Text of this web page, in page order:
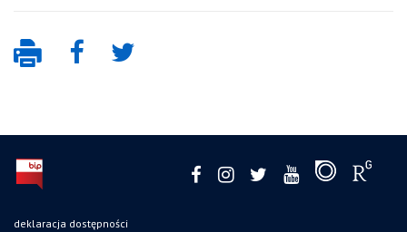
deklaracja dostępności